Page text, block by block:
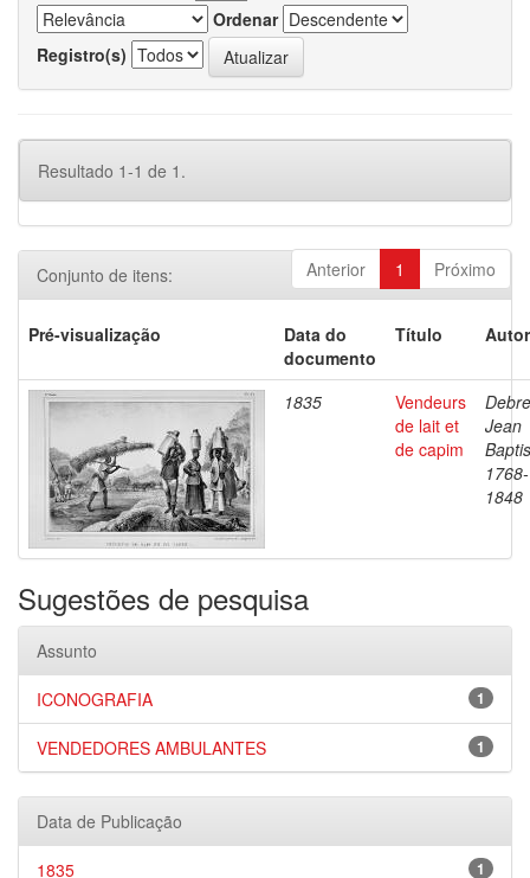
Ordenar
Registro(s)
Resultado 1-1 de 1.
Anterior 1 Próximo
Conjunto de itens:
Pré-visualização
Data do
documento
Título
1835
Vendeurs
de lait et
de capim
Jean
1768-
1848
Sugestões de pesquisa
Assunto
1
ICONOGRAFIA
1
VENDEDORES AMBULANTES
Data de Publicação
1
1835